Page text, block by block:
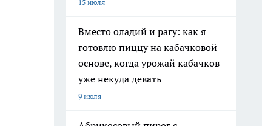
15 июля
Вместо оладий и рагу: как я
готовлю пиццу на кабачковой
основе, когда урожай кабачков
уже некуда девать
9 июля